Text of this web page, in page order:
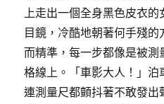
上走出一個全身黑色皮衣
目鏡，冷酷地朝著何手殘
而精準，每一步都像是被測
格線上。「車影大人！」泊
連測量尺都顫抖著不敢發